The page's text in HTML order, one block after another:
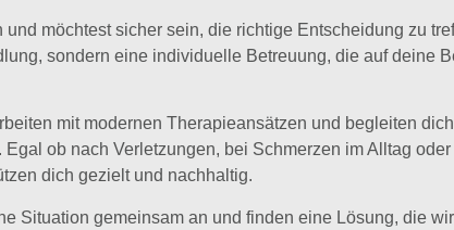
möchtest sicher sein, die richtige Entscheidung zu
sondern eine individuelle Betreuung, die auf deine
mit modernen Therapieansätzen und begleiten
ob nach Verletzungen, bei Schmerzen im Alltag oder
dich gezielt und nachhaltig.
Situation gemeinsam an und finden eine Lösung, die